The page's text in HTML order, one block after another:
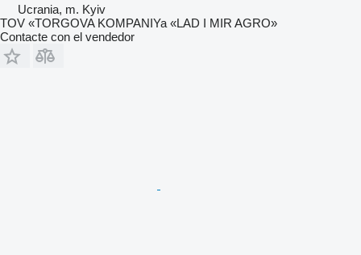
Ucrania, m. Kyiv
TOV «TORGOVA KOMPANIYa «LAD I MIR AGRO»
Contacte con el vendedor